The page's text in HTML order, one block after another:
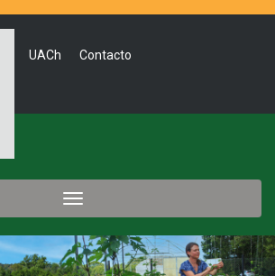
UACh Contacto
Toggle
navigation